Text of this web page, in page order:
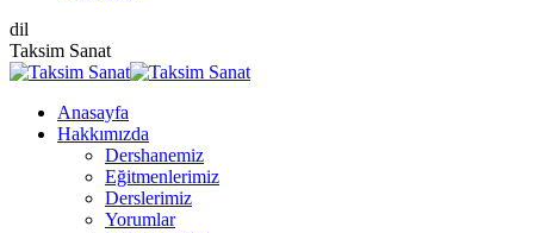
dil
Taksim Sanat
Anasayfa
Hakkımızda
Dershanemiz
Eğitmenlerimiz
Derslerimiz
Yorumlar